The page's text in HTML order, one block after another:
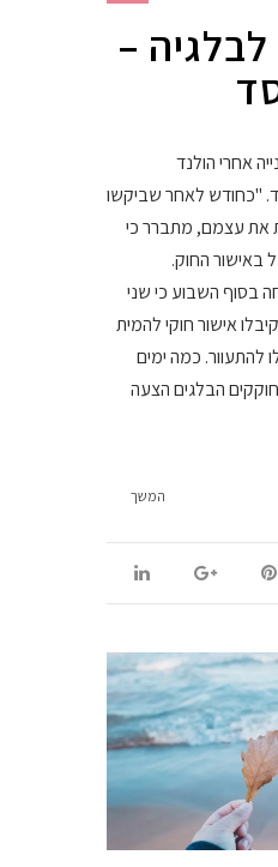
לבלגיה –
אחרי הולנד
לאחר שביקשו
את עצמם, מתברר כי
באישור החוק.
בסוף השבוע כי שני
אישור חוקי להמית
כמה ימים
הבלגים הצעה
המשך